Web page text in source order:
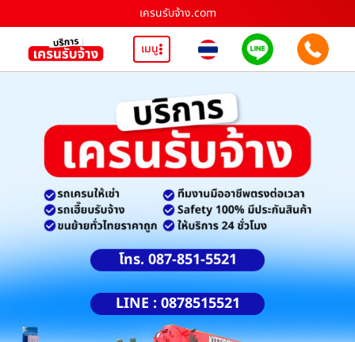
เครนรับจ้าง.com
เมนู
โทร. 087-851-5521
LINE : 0878515521